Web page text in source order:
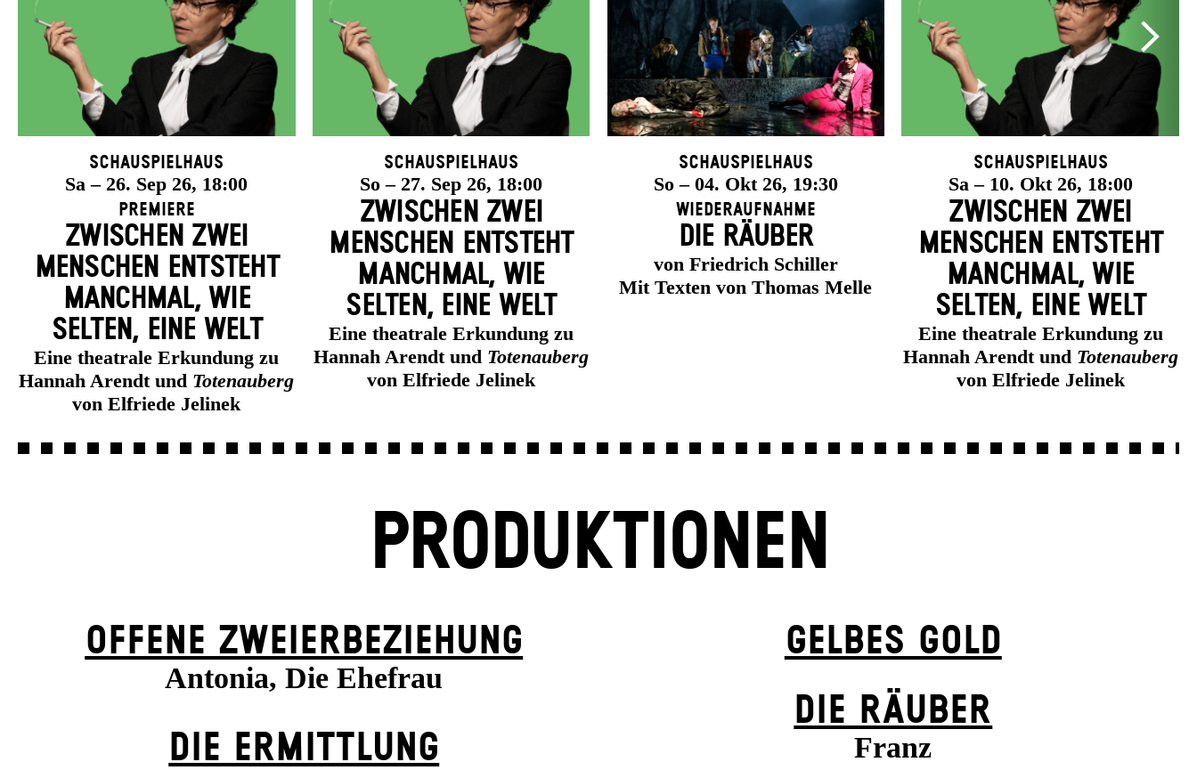
Schauspielhaus
Sa – 26. Sep 26, 18:00
Premiere
ZWISCHEN ZWEI
MENSCHEN ENT­STEHT
MANCH­MAL, WIE
SELTEN, EINE WELT
Eine theatrale Erkundung zu
Hannah Arendt und Totenauberg
von Elfriede Jelinek
Schauspielhaus
So – 27. Sep 26, 18:00
ZWISCHEN ZWEI
MENSCHEN ENT­STEHT
MANCH­MAL, WIE
SELTEN, EINE WELT
Eine theatrale Erkundung zu
Hannah Arendt und Totenauberg
von Elfriede Jelinek
Schauspielhaus
So – 04. Okt 26, 19:30
Wiederaufnahme
DIE RÄUBER
von Friedrich Schiller
Mit Texten von Thomas Melle
Schauspielhaus
Sa – 10. Okt 26, 18:00
ZWISCHEN ZWEI
MENSCHEN ENT­STEHT
MANCH­MAL, WIE
SELTEN, EINE WELT
Eine theatrale Erkundung zu
Hannah Arendt und Totenauberg
von Elfriede Jelinek
PRODUKTIONEN
OFFENE ZWEIER­BEZIEHUNG
Antonia, Die Ehefrau
DIE ERMITTLUNG
GELBES GOLD
DIE RÄUBER
Franz